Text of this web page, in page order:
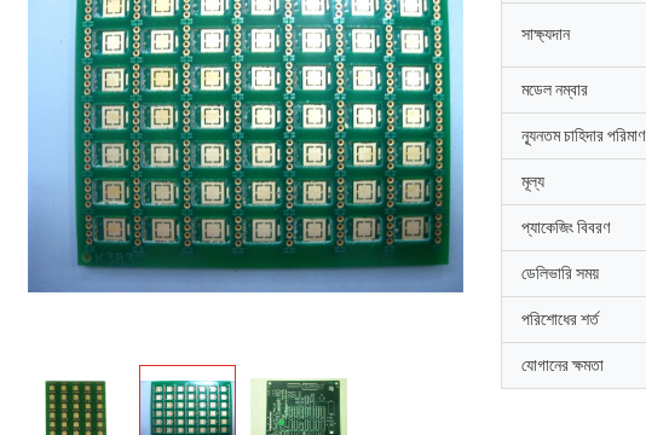
সাক্ষ্যদান
মডেল নম্বার
ন্যূনতম চাহিদার পরিমাণ
মূল্য
প্যাকেজিং বিবরণ
ডেলিভারি সময়
পরিশোধের শর্ত
যোগানের ক্ষমতা